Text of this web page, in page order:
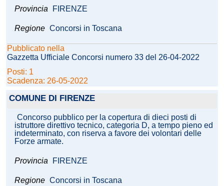
Provincia FIRENZE
Regione Concorsi in Toscana
Pubblicato nella
Gazzetta Ufficiale Concorsi numero 33 del 26-04-2022
Posti: 1
Scadenza: 26-05-2022
COMUNE DI FIRENZE
Concorso pubblico per la copertura di dieci posti di
istruttore direttivo tecnico, categoria D, a tempo pieno ed
indeterminato, con riserva a favore dei volontari delle
Forze armate.
Provincia FIRENZE
Regione Concorsi in Toscana